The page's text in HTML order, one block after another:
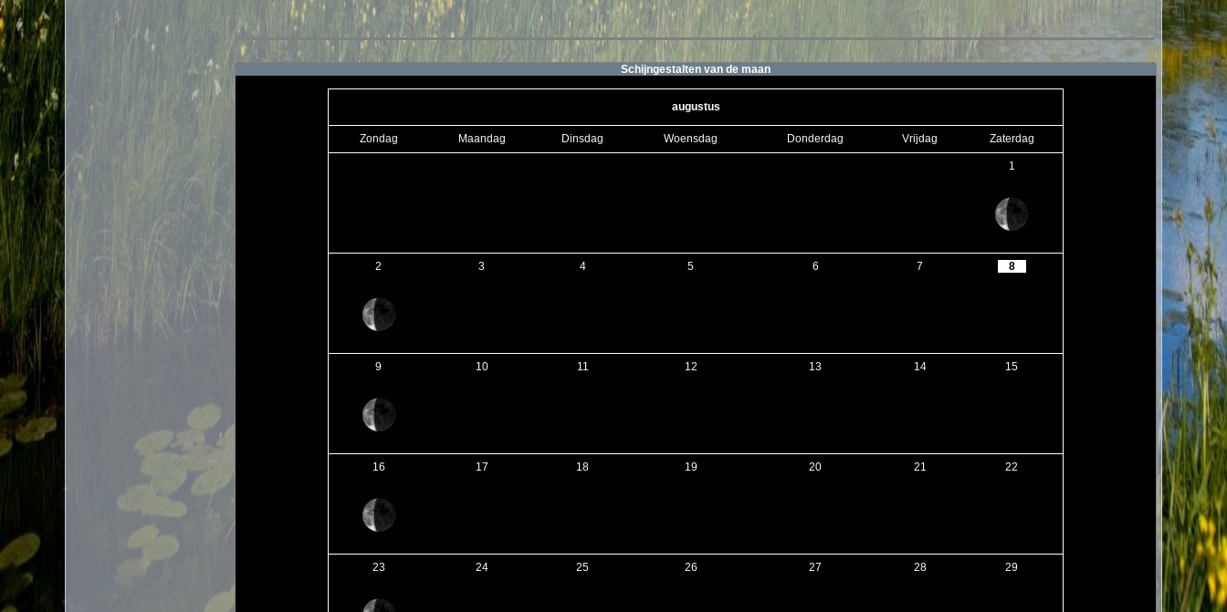
Schijngestalten van de maan
augustus
Zondag Maandag Dinsdag Woensdag Donderdag Vrijdag Zaterdag
1
2 3 4 5 6 7 8
9 10 11 12 13 14 15
16 17 18 19 20 21 22
23 24 25 26 27 28 29